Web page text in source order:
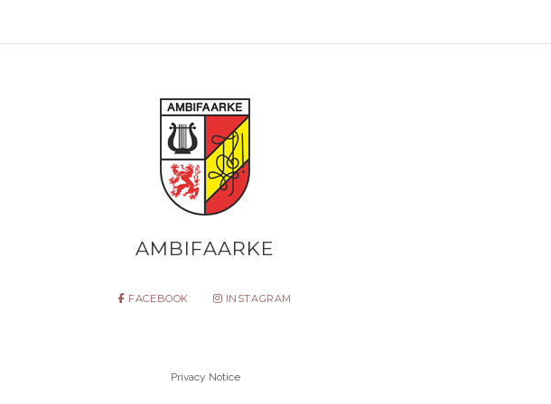
AMBIFAARKE
FACEBOOK INSTAGRAM
Privacy Notice